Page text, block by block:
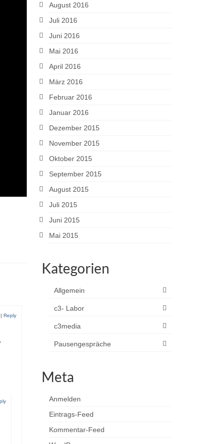
| Reply
August 2016
Juli 2016
Juni 2016
Mai 2016
April 2016
März 2016
Februar 2016
Januar 2016
Dezember 2015
November 2015
Oktober 2015
September 2015
August 2015
Juli 2015
Juni 2015
Mai 2015
Kategorien
Allgemein
c3- Labor
c3media
Pausengespräche
Meta
Anmelden
Eintrags-Feed
Kommentar-Feed